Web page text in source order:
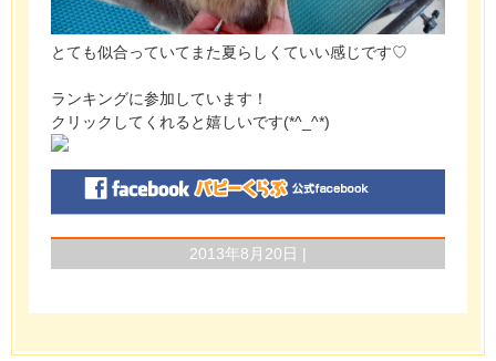
とても似合っていてまた夏らしくていい感じです♡
ランキングに参加しています！
クリックしてくれると嬉しいです(*^_^*)
2013年8月20日 |